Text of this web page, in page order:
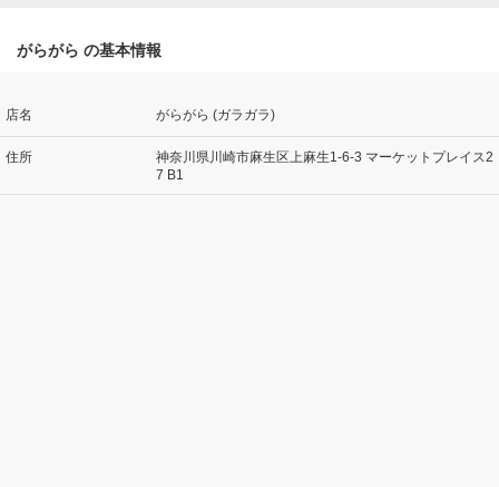
がらがら の基本情報
店名 がらがら (ガラガラ)
住所
神奈川県川崎市麻生区上麻生1-6-3 マーケットプレイス2
7 B1